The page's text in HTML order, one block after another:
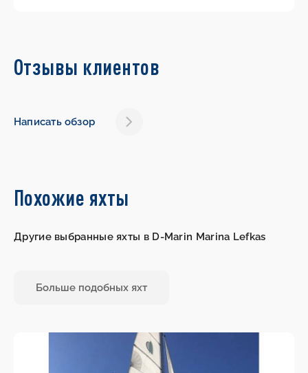
Отзывы клиентов
Написать обзор
Похожие яхты
Другие выбранные яхты в D-Marin Marina Lefkas
Больше подобных яхт